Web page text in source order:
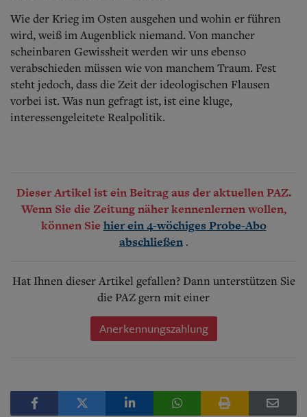
Wie der Krieg im Osten ausgehen und wohin er führen
wird, weiß im Augenblick niemand. Von mancher
scheinbaren Gewissheit werden wir uns ebenso
verabschieden müssen wie von manchem Traum. Fest
steht jedoch, dass die Zeit der ideologischen Flausen
vorbei ist. Was nun gefragt ist, ist eine kluge,
interessengeleitete Realpolitik.
Dieser Artikel ist ein Beitrag aus der aktuellen PAZ.
Wenn Sie die Zeitung näher kennenlernen wollen,
können Sie hier ein 4-wöchiges Probe-Abo
abschließen .
Hat Ihnen dieser Artikel gefallen? Dann unterstützen Sie
die PAZ gern mit einer
Anerkennungszahlung